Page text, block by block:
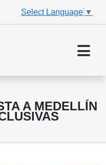
Select Language ▼
A MEDELLÍN